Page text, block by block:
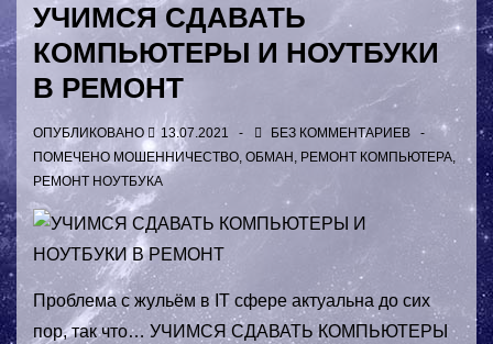
УЧИМСЯ СДАВАТЬ
КОМПЬЮТЕРЫ И НОУТБУКИ
В РЕМОНТ
ОПУБЛИКОВАНО 13.07.2021
БЕЗ КОММЕНТАРИЕВ
ПОМЕЧЕНО МОШЕННИЧЕСТВО, ОБМАН , РЕМОНТ КОМПЬЮТЕРА,
РЕМОНТ НОУТБУКА
Проблема с жульём в IT сфере актуальна до сих
пор, так что… УЧИМСЯ СДАВАТЬ КОМПЬЮТЕРЫ